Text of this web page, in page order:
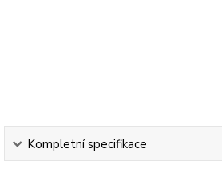
Kompletní specifikace